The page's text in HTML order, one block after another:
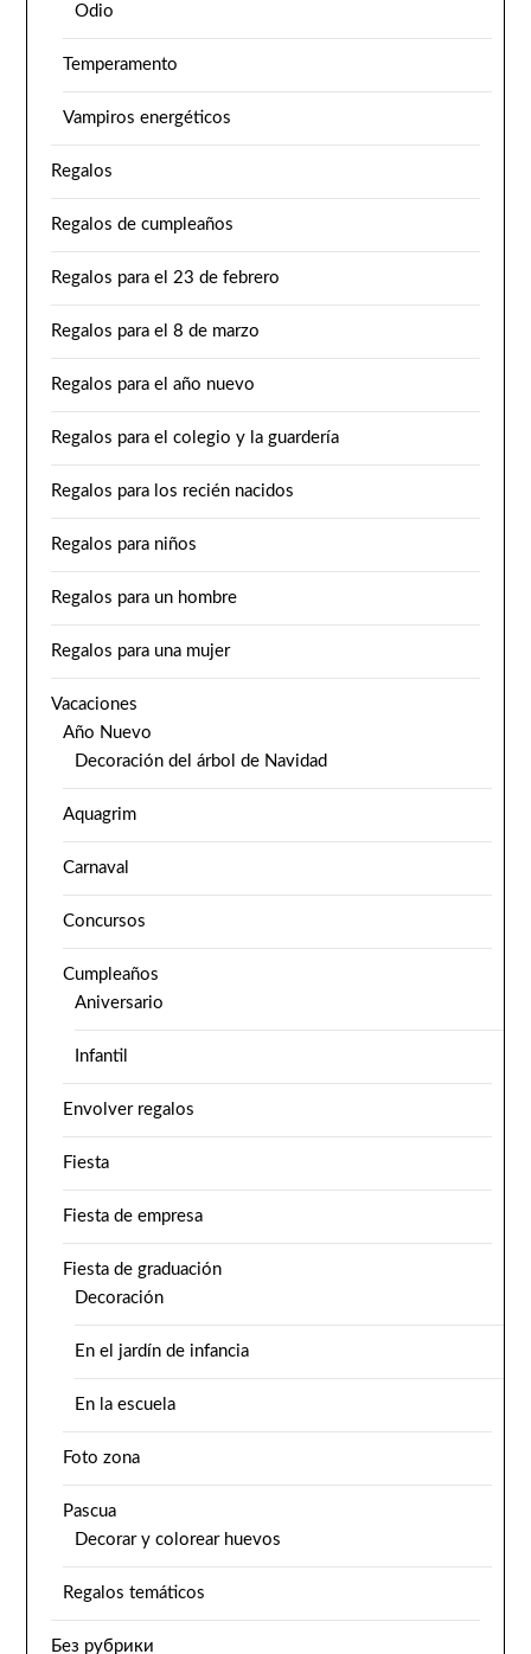
Odio
Temperamento
Vampiros energéticos
Regalos
Regalos de cumpleaños
Regalos para el 23 de febrero
Regalos para el 8 de marzo
Regalos para el año nuevo
Regalos para el colegio y la guardería
Regalos para los recién nacidos
Regalos para niños
Regalos para un hombre
Regalos para una mujer
Vacaciones
Año Nuevo
Decoración del árbol de Navidad
Aquagrim
Carnaval
Concursos
Cumpleaños
Aniversario
Infantil
Envolver regalos
Fiesta
Fiesta de empresa
Fiesta de graduación
Decoración
En el jardín de infancia
En la escuela
Foto zona
Pascua
Decorar y colorear huevos
Regalos temáticos
Без рубрики